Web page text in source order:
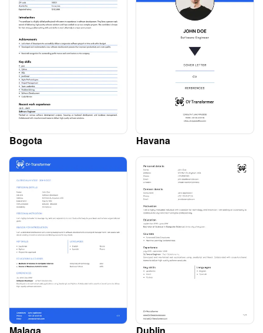
Bogota Havana
Malaga Dublin